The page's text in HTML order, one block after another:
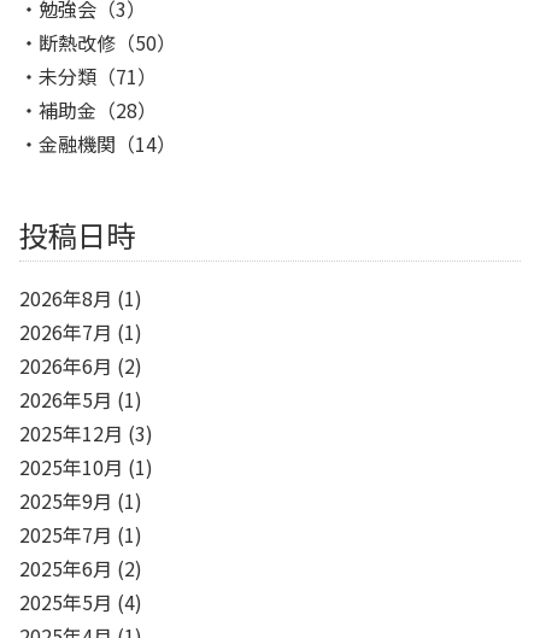
勉強会 （3）
断熱改修 （50）
未分類 （71）
補助金 （28）
金融機関 （14）
投稿日時
2026年8月 (1)
2026年7月 (1)
2026年6月 (2)
2026年5月 (1)
2025年12月 (3)
2025年10月 (1)
2025年9月 (1)
2025年7月 (1)
2025年6月 (2)
2025年5月 (4)